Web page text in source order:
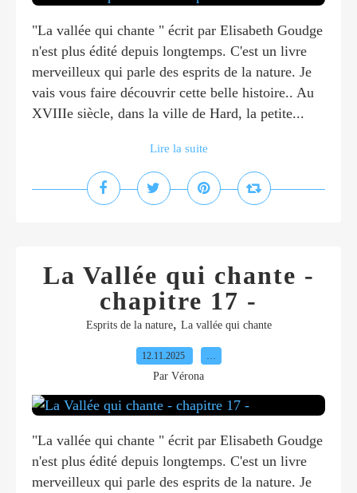
"La vallée qui chante " écrit par Elisabeth Goudge
n'est plus édité depuis longtemps. C'est un livre
merveilleux qui parle des esprits de la nature. Je
vais vous faire découvrir cette belle histoire.. Au
XVIIIe siècle, dans la ville de Hard, la petite...
Lire la suite
La Vallée qui chante -
chapitre 17 -
Esprits de la nature, La vallée qui chante
12.11.2025 …
Par Vérona
"La vallée qui chante " écrit par Elisabeth Goudge
n'est plus édité depuis longtemps. C'est un livre
merveilleux qui parle des esprits de la nature. Je